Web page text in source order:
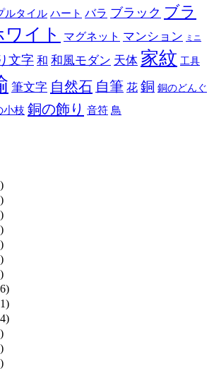
ルタイル ハート バラ ブラック ブラ
ワイト マグネット マンション ミニ
文字 和 和風モダン 天体 家紋 工具
筆文字 自然石 自筆 花 銅 銅のどんぐ
小枝 銅の飾り 音符 鳥